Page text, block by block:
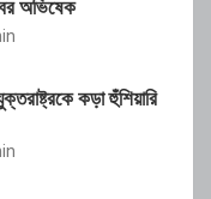
অভিষেক
কড়া হুঁশিয়ারি